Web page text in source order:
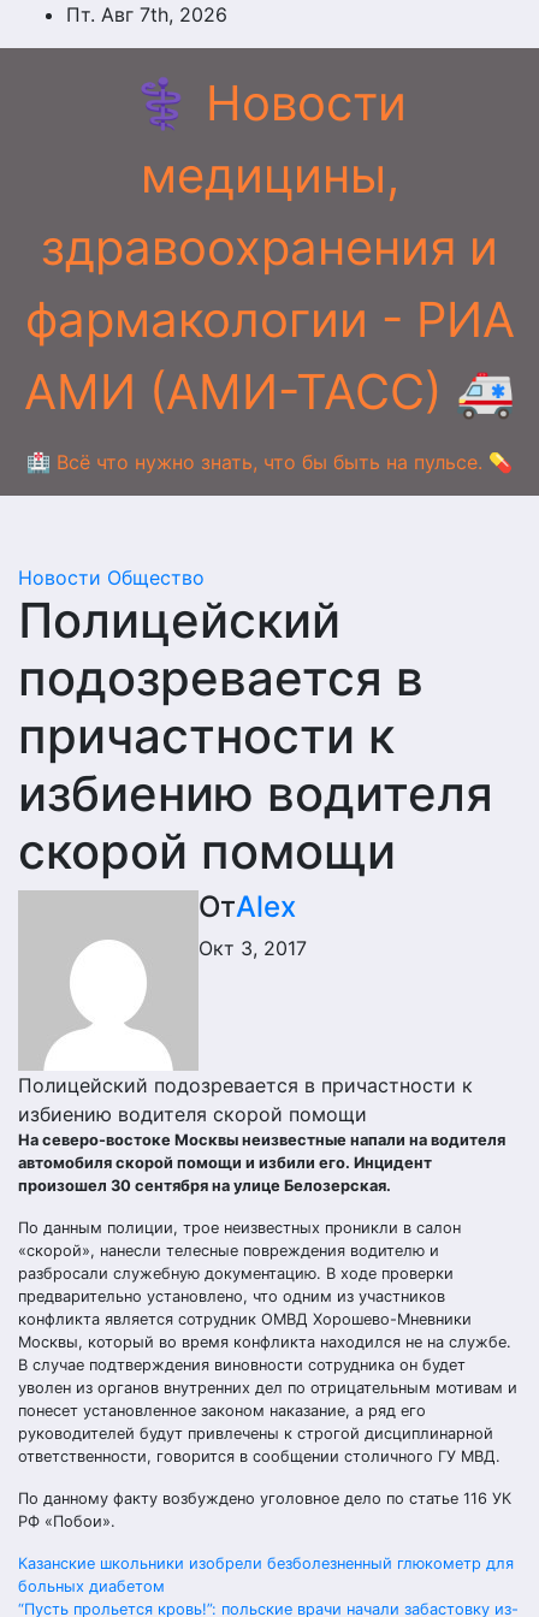
Перейти
к
Пт. Авг 7th, 2026
⚕️ Новости
медицины,
здравоохранения и
фармакологии - РИА
АМИ (АМИ-ТАСС) 🚑
🏥 Всё что нужно знать, что бы быть на пульсе. 💊
Новости Общество
Полицейский
подозревается в
причастности к
избиению водителя
скорой помощи
ОтAlex
Окт 3, 2017
Полицейский подозревается в причастности к
избиению водителя скорой помощи
На северо-востоке Москвы неизвестные напали на водителя
автомобиля скорой помощи и избили его. Инцидент
произошел 30 сентября на улице Белозерская.
По данным полиции, трое неизвестных проникли в салон
«скорой», нанесли телесные повреждения водителю и
разбросали служебную документацию. В ходе проверки
предварительно установлено, что одним из участников
конфликта является сотрудник ОМВД Хорошево-Мневники
Москвы, который во время конфликта находился не на службе.
В случае подтверждения виновности сотрудника он будет
уволен из органов внутренних дел по отрицательным мотивам и
понесет установленное законом наказание, а ряд его
руководителей будут привлечены к строгой дисциплинарной
ответственности, говорится в сообщении столичного ГУ МВД.
По данному факту возбуждено уголовное дело по статье 116 УК
РФ «Побои».
Навигация
Казанские школьники изобрели безболезненный глюкометр для
больных диабетом
“Пусть прольется кровь!”: польские врачи начали забастовку из-